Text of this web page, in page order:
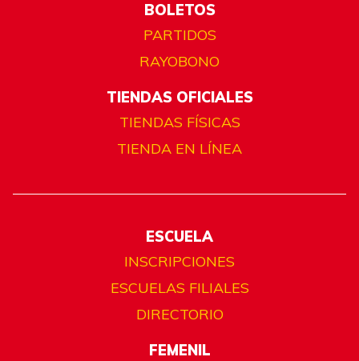
BOLETOS
PARTIDOS
RAYOBONO
TIENDAS OFICIALES
TIENDAS FÍSICAS
TIENDA EN LÍNEA
ESCUELA
INSCRIPCIONES
ESCUELAS FILIALES
DIRECTORIO
FEMENIL